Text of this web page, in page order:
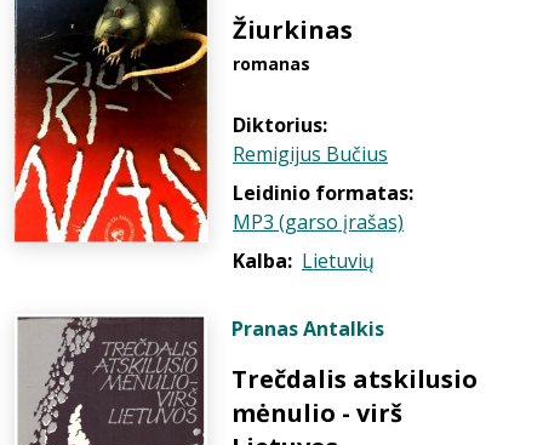
Žiurkinas
romanas
Diktorius:
Remigijus Bučius
Leidinio formatas:
MP3 (garso įrašas)
Kalba: Lietuvių
Pranas Antalkis
Trečdalis atskilusio
mėnulio - virš